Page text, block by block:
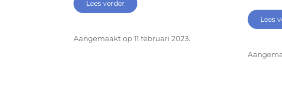
Lees verder
Aangemaakt op 11 februari 2023.
Lees